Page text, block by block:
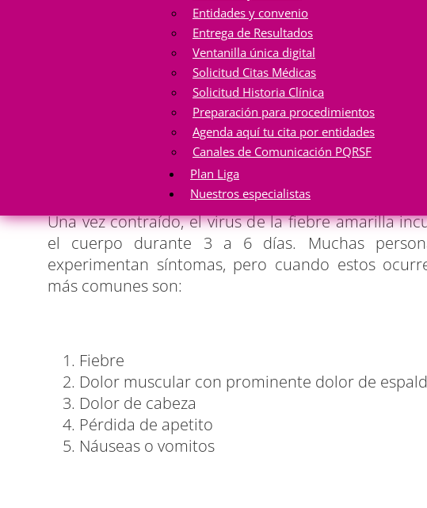
Entidades y convenio
Entrega de Resultados
Ventanilla única digital
Solicitud Citas Médicas
Solicitud Historia Clínica
Preparación para procedimientos
Agenda aquí tu cita por entidades
Canales de Comunicación PQRSF
Plan Liga
Nuestros especialistas
en áreas densamente pobladas con alta
debido a la falta de vacunación. En estas
¿Cúales son síntomas?
Una vez contraído, el virus de la fiebre amarilla
el cuerpo durante 3 a 6 días. Muchas
experimentan síntomas, pero cuando estos
más comunes son:
Fiebre
Dolor muscular con prominente dolor de
Dolor de cabeza
Pérdida de apetito
Náuseas o vomitos